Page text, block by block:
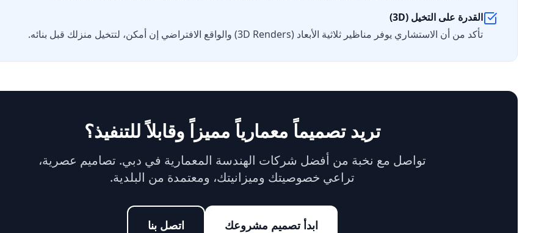
القدرة على التخيل (3D)
تأكد من أن الاستشاري يوفر مناظير ثلاثية الأبعاد (3D Renders) والواقع الافتراضي إن أمكن، لتتخيل منزلك قبل بنائه.
تريد تصميماً معمارياً مميزاً وقابلاً للتنفيذ؟
تواصل مع نخبة من أفضل شركات الهندسة المعمارية في دبي. تصاميم عصرية،
تراعي خصوصيتك وميزانيتك، ومعتمدة من البلدية.
ابدأ تصميم مشروعك اتصل بنا